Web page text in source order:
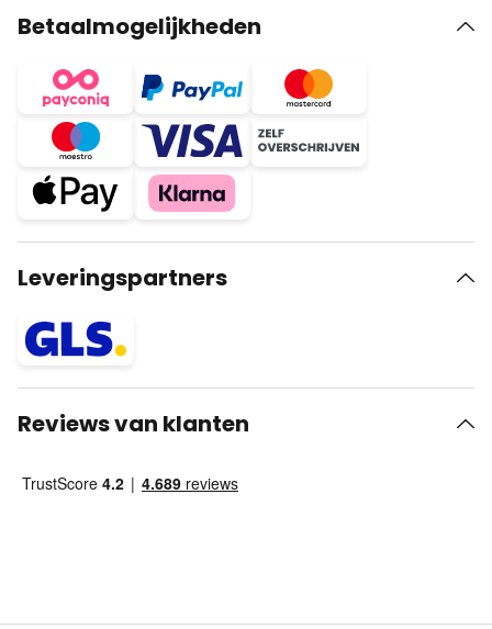
Betaalmogelijkheden
Leveringspartners
Reviews van klanten